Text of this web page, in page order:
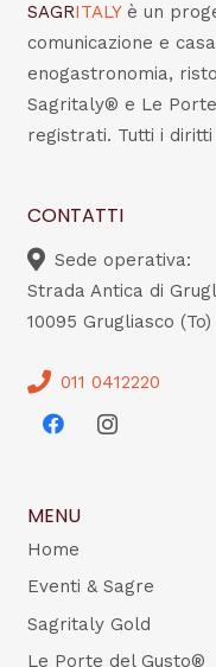
SAGRITALY è un
comunicazione e
enogastronomia,
Sagritaly® e Le
registrati. Tutti i
CONTATTI
Sede operativa:
Strada Antica di
10095 Grugliasco (To)
011 0412220
MENU
Home
Eventi & Sagre
Sagritaly Gold
Le Porte del Gusto®